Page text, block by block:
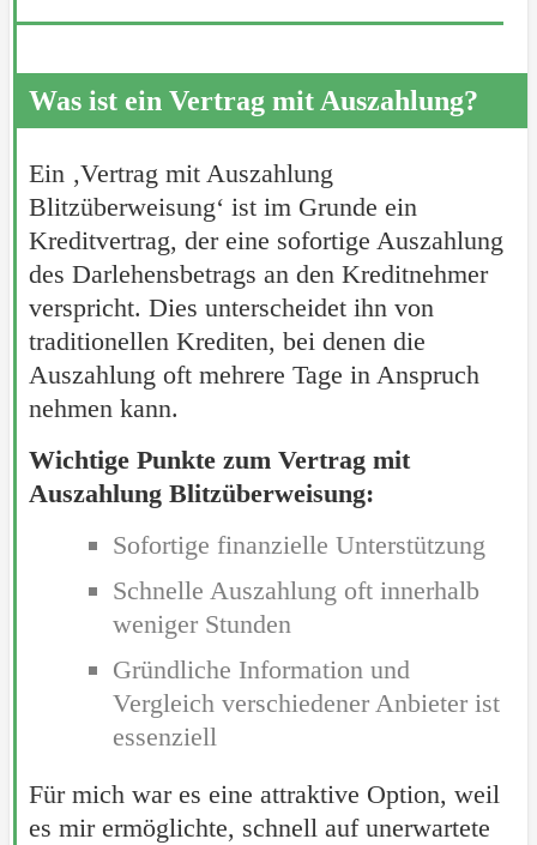
Was ist ein Vertrag mit Auszahlung?
Ein ‚Vertrag mit Auszahlung
Blitzüberweisung‘ ist im Grunde ein
Kreditvertrag, der eine sofortige Auszahlung
des Darlehensbetrags an den Kreditnehmer
verspricht. Dies unterscheidet ihn von
traditionellen Krediten, bei denen die
Auszahlung oft mehrere Tage in Anspruch
nehmen kann.
Wichtige Punkte zum Vertrag mit
Auszahlung Blitzüberweisung:
Sofortige finanzielle Unterstützung
Schnelle Auszahlung oft innerhalb
weniger Stunden
Gründliche Information und
Vergleich verschiedener Anbieter ist
essenziell
Für mich war es eine attraktive Option, weil
es mir ermöglichte, schnell auf unerwartete